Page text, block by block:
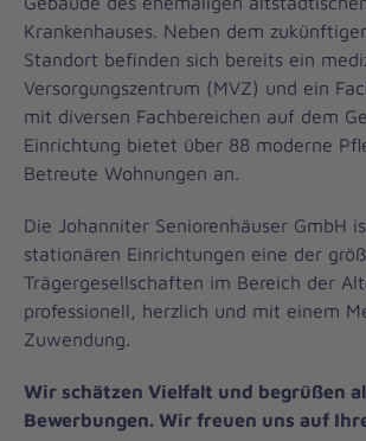
Krankenhauses. Neben dem
Standort befinden sich bereits ein
Versorgungszentrum (MVZ) und ein
mit diversen Fachbereichen auf dem
Einrichtung bietet über 88 moderne
Betreute Wohnungen an.
Die Johanniter Seniorenhäuser GmbH
stationären Einrichtungen eine der
Trägergesellschaften im Bereich der
professionell, herzlich und mit einem
Zuwendung.
Wir schätzen Vielfalt und begrüßen
Bewerbungen. Wir freuen uns auf